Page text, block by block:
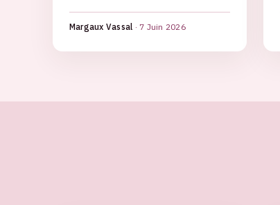
Margaux Vassal · 7 Juin 2026